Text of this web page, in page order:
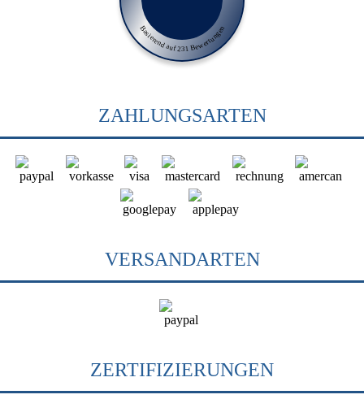
Basierend auf 231 Bewertungen
ZAHLUNGSARTEN
VERSANDARTEN
ZERTIFIZIERUNGEN